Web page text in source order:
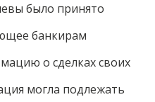
было принято
банкирам
о сделках своих
могла подлежать